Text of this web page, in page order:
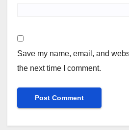
Save my name, email, and
the next time I comment.